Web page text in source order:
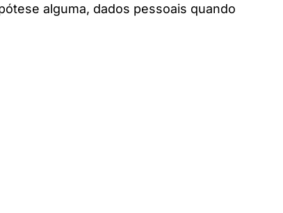
alguma, dados pessoais quando